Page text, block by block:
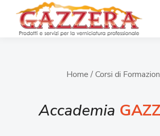
Home / Corsi di
Accademia